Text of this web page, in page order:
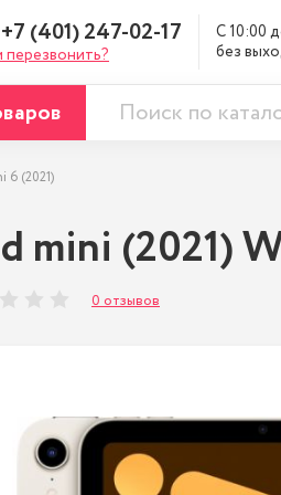
+7 (401) 247-02-17
перезвонить?
С 10:00
без
6 (2021)
mini (2021)
0 отзывов